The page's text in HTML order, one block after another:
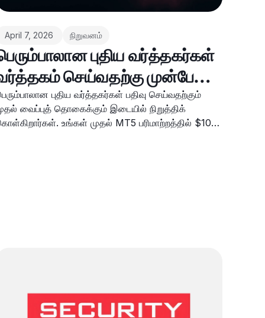
April 7, 2026 நிறுவனம்
புதிய வர்த்தகர்கள்
செய்வதற்கு முன்பே
விடுகின்றனர். Deriv
சரி செய்ய முயற்சிக்கிறது.
புதிய வர்த்தகர்கள் பதிவு செய்வதற்கும்
வைப்புத் தொகைக்கும் இடையில் நிறுத்திக்
உங்கள் முதல் MT5 பரிமாற்றத்தில் $100